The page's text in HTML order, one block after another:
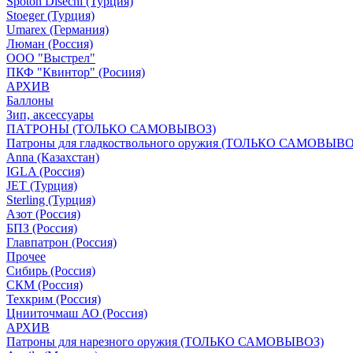
Stoeger (Турция)
Umarex (Германия)
Люман (Россия)
ООО "Выстрел"
ПКФ "Квинтор" (Росиия)
АРХИВ
Баллоны
Зип, аксессуары
ПАТРОНЫ (ТОЛЬКО САМОВЫВОЗ)
Патроны для гладкоствольного оружия (ТОЛЬКО
Anna (Казахстан)
IGLA (Россия)
JET (Турция)
Sterling (Турция)
Азот (Россия)
БПЗ (Россия)
Главпатрон (Россия)
Прочее
Сибирь (Россия)
СКМ (Россия)
Техкрим (Россия)
Цнииточмаш АО (Россия)
АРХИВ
Патроны для нарезного оружия (ТОЛЬКО САМОВЫВОЗ)